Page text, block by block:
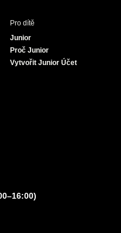
Pro dítě
Junior
Proč Junior
Vytvořit Junior Účet